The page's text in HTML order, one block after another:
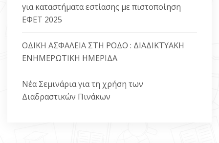
για καταστήματα εστίασης με πιστοποίηση
ΕΦΕΤ 2025
ΟΔΙΚΗ ΑΣΦΑΛΕΙΑ ΣΤΗ ΡΟΔΟ : ΔΙΑΔΙΚΤΥΑΚΗ
ΕΝΗΜΕΡΩΤΙΚΗ ΗΜΕΡΙΔΑ
Νέα Σεμινάρια για τη χρήση των
Διαδραστικών Πινάκων